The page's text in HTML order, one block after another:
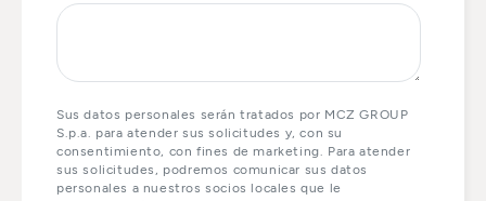
Sus datos personales serán tratados por MCZ GROUP
S.p.a. para atender sus solicitudes y, con su
consentimiento, con fines de marketing. Para atender
sus solicitudes, podremos comunicar sus datos
personales a nuestros socios locales que le